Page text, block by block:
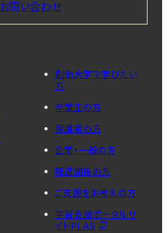
お問い合わせ
創価大学で学びたい
方
卒業生の方
保護者の方
企業・一般の方
報道関係の方
ご支援をお考えの方
学習支援ポータルサ
イトPLAS